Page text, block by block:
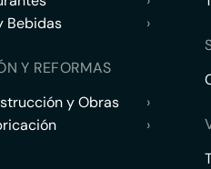
Bebidas
›
Y REFORMAS
y Obras
›
›